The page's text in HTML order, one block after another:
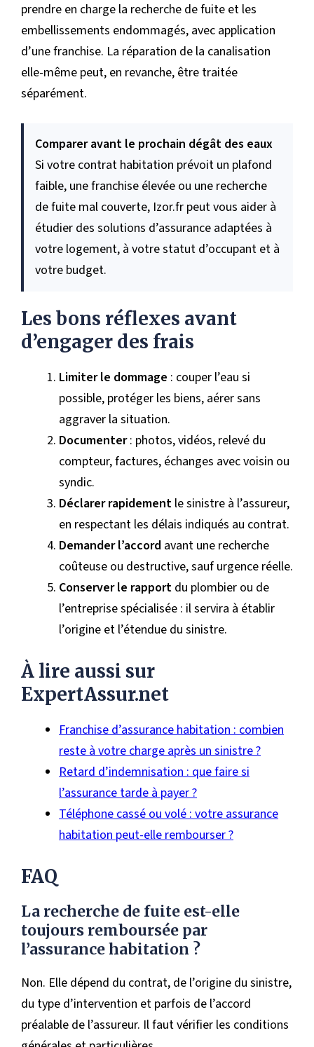
prendre en charge la recherche de fuite et les
embellissements endommagés, avec application
d’une franchise. La réparation de la canalisation
elle-même peut, en revanche, être traitée
séparément.
Comparer avant le prochain dégât des eaux
Si votre contrat habitation prévoit un plafond
faible, une franchise élevée ou une recherche
de fuite mal couverte, Izor.fr peut vous aider à
étudier des solutions d’assurance adaptées à
votre logement, à votre statut d’occupant et à
votre budget.
Les bons réflexes avant
d’engager des frais
Limiter le dommage : couper l’eau si
possible, protéger les biens, aérer sans
aggraver la situation.
Documenter: photos, vidéos, relevé du
compteur, factures, échanges avec voisin ou
syndic.
Déclarer rapidement le sinistre à l’assureur,
en respectant les délais indiqués au contrat.
Demander l’accord avant une recherche
coûteuse ou destructive, sauf urgence réelle.
Conserver le rapport du plombier ou de
l’entreprise spécialisée : il servira à établir
l’origine et l’étendue du sinistre.
À lire aussi sur
ExpertAssur.net
Franchise d’assurance habitation : combien
reste à votre charge après un sinistre ?
Retard d’indemnisation : que faire si
l’assurance tarde à payer ?
Téléphone cassé ou volé : votre assurance
habitation peut-elle rembourser ?
FAQ
La recherche de fuite est-elle
toujours remboursée par
l’assurance habitation ?
Non. Elle dépend du contrat, de l’origine du sinistre,
du type d’intervention et parfois de l’accord
préalable de l’assureur. Il faut vérifier les conditions